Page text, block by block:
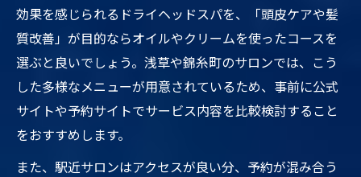
効果を感じられるドライヘッドスパを、「頭皮ケアや髪
質改善」が目的ならオイルやクリームを使ったコースを
選ぶと良いでしょう。浅草や錦糸町のサロンでは、こう
した多様なメニューが用意されているため、事前に公式
サイトや予約サイトでサービス内容を比較検討すること
をおすすめします。
また、駅近サロンはアクセスが良い分、予約が混み合う